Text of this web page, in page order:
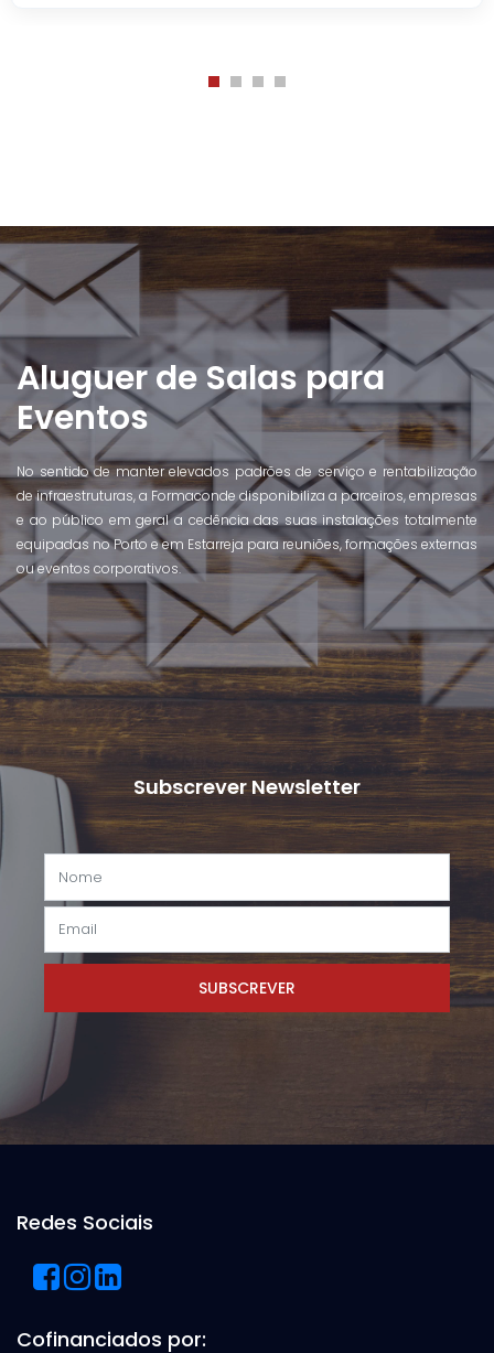
Aluguer de Salas para
Eventos
No sentido de manter elevados padrões de serviço e rentabilização
de infraestruturas, a Formaconde disponibiliza a parceiros, empresas
e ao público em geral a cedência das suas instalações totalmente
equipadas no Porto e em Estarreja para reuniões, formações externas
ou eventos corporativos.
Subscrever Newsletter
SUBSCREVER
Redes Sociais
Cofinanciados por: